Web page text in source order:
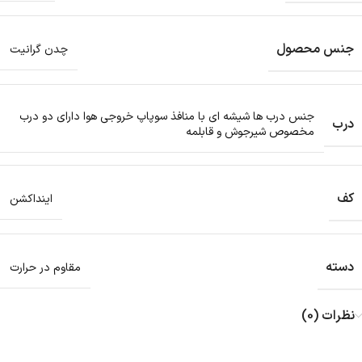
جنس محصول چدن گرانیت
درب
جنس درب ها شیشه ای با منافذ سوپاپ خروجی هوا دارای دو درب
مخصوص شیرجوش و قابلمه
کف اینداکشن
دسته مقاوم در حرارت
نظرات (0)